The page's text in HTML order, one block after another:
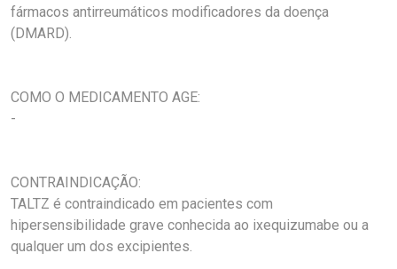
fármacos antirreumáticos modificadores da doença
(DMARD).
COMO O MEDICAMENTO AGE:
-
CONTRAINDICAÇÃO:
TALTZ é contraindicado em pacientes com
hipersensibilidade grave conhecida ao ixequizumabe ou a
qualquer um dos excipientes.